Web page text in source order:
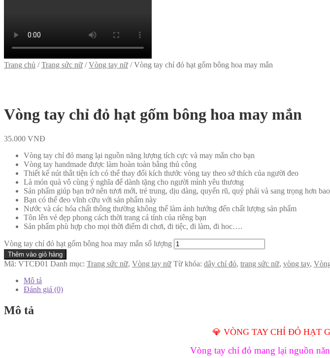
Trang chủ /Trang sức nữ /Vòng tay nữ /Vòng tay chỉ đỏ hạt gốm bông hoa may mắn
Vòng tay chỉ đỏ hạt gốm bông hoa may mắn
35.000 VNĐ
Vòng tay chỉ đỏ mang lại nguồn năng lượng tích cực và may mắn cho bạn
Vòng tay handmade được làm hoàn toàn bằng thủ công
Thiết kế nút thắt tiện ích có thể thay đổi kích thước vòng tay theo sở thích của người đeo
Là món quà vô cùng ý nghĩa để dành tặng cho người mình yêu thương
Sản phẩm giúp bạn trở nên tươi mới, trẻ trung, dịu dàng, quyến rũ, quý phái và sang trọng hơn
Bạn có thể đeo vĩnh cữu với sản phẩm này
Nước và các hóa chất thông thường không thể làm ảnh hưởng đến chất lượng sản phẩm
Tôn lên vẻ đẹp phong cách thời trang cá tính của riêng bạn
Sản phẩm phù hợp cho mọi thời điểm đi chơi, đi tiệc, đi làm, đi hoc….
Vòng tay chỉ đỏ hạt gốm bông hoa may mắn số lượng
Thêm vào giỏ hàng
Mã: VTCĐ01 Danh mục: Trang sức nữ, Vòng tay nữ Từ khóa: dây chỉ đỏ, trang sức nữ, vòng tay,
Mô tả
Đánh giá (0)
Mô tả
💎 VÒNG TAY CHỈ ĐỎ HẠT
Vòng tay chỉ đỏ mang lại nguồn